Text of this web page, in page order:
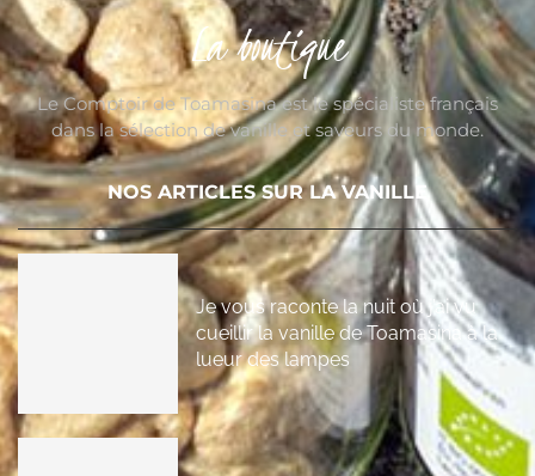
La boutique
Le Comptoir de Toamasina est le spécialiste français
dans la sélection de vanille et saveurs du monde.
NOS ARTICLES SUR LA VANILLE
Je vous raconte la nuit où j’ai vu
cueillir la vanille de Toamasina à la
lueur des lampes